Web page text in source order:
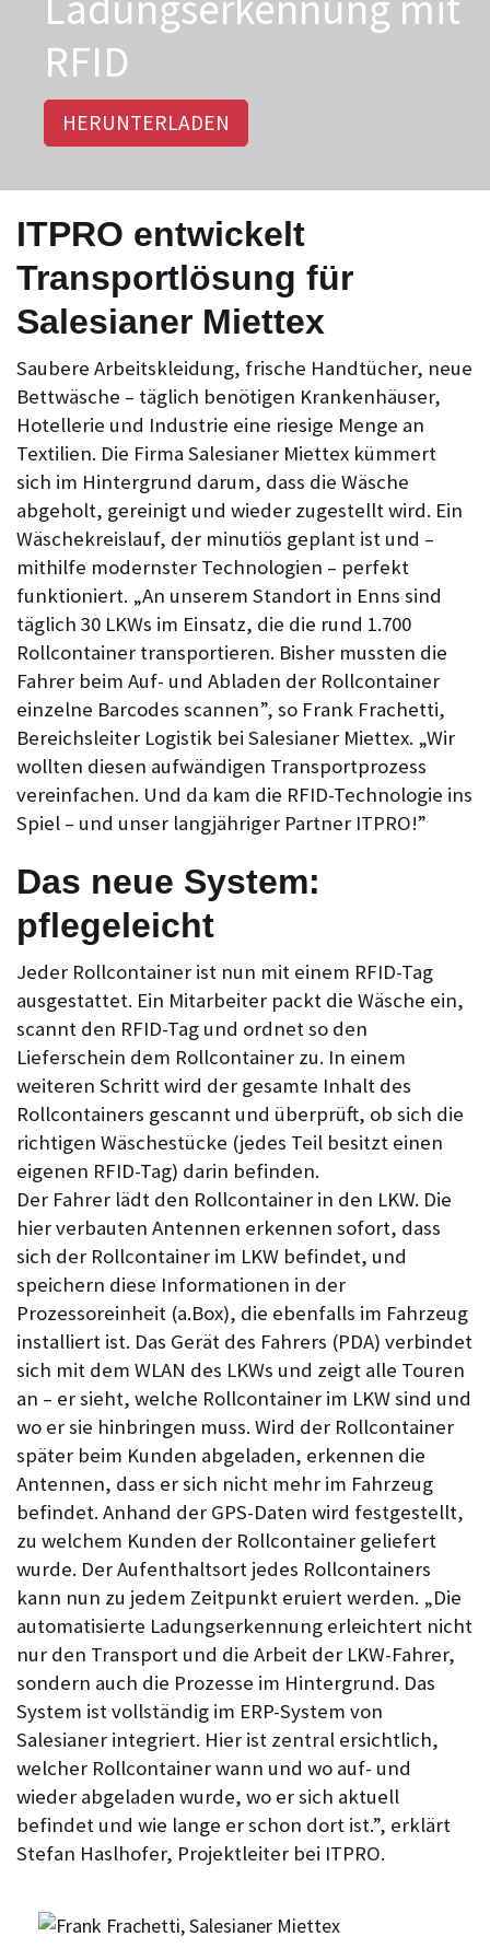
RFID
HERUNTERLADEN
ITPRO entwickelt
Transportlösung für
Salesianer Miettex
Saubere Arbeitskleidung, frische Handtücher, neue
Bettwäsche – täglich benötigen Krankenhäuser,
Hotellerie und Industrie eine riesige Menge an
Textilien. Die Firma Salesianer Miettex kümmert
sich im Hintergrund darum, dass die Wäsche
abgeholt, gereinigt und wieder zugestellt wird. Ein
Wäschekreislauf, der minutiös geplant ist und –
mithilfe modernster Technologien – perfekt
funktioniert. „An unserem Standort in Enns sind
täglich 30 LKWs im Einsatz, die die rund 1.700
Rollcontainer transportieren. Bisher mussten die
Fahrer beim Auf- und Abladen der Rollcontainer
einzelne Barcodes scannen”, so Frank Frachetti,
Bereichsleiter Logistik bei Salesianer Miettex. „Wir
wollten diesen aufwändigen Transportprozess
vereinfachen. Und da kam die RFID-Technologie ins
Spiel – und unser langjähriger Partner ITPRO!”
Das neue System:
pflegeleicht
Jeder Rollcontainer ist nun mit einem RFID-Tag
ausgestattet. Ein Mitarbeiter packt die Wäsche ein,
scannt den RFID-Tag und ordnet so den
Lieferschein dem Rollcontainer zu. In einem
weiteren Schritt wird der gesamte Inhalt des
Rollcontainers gescannt und überprüft, ob sich die
richtigen Wäschestücke (jedes Teil besitzt einen
eigenen RFID-Tag) darin befinden.
Der Fahrer lädt den Rollcontainer in den LKW. Die
hier verbauten Antennen erkennen sofort, dass
sich der Rollcontainer im LKW befindet, und
speichern diese Informationen in der
Prozessoreinheit (a.Box), die ebenfalls im Fahrzeug
installiert ist. Das Gerät des Fahrers (PDA) verbindet
sich mit dem WLAN des LKWs und zeigt alle Touren
an – er sieht, welche Rollcontainer im LKW sind und
wo er sie hinbringen muss. Wird der Rollcontainer
später beim Kunden abgeladen, erkennen die
Antennen, dass er sich nicht mehr im Fahrzeug
befindet. Anhand der GPS-Daten wird festgestellt,
zu welchem Kunden der Rollcontainer geliefert
wurde. Der Aufenthaltsort jedes Rollcontainers
kann nun zu jedem Zeitpunkt eruiert werden. „Die
automatisierte Ladungserkennung erleichtert nicht
nur den Transport und die Arbeit der LKW-Fahrer,
sondern auch die Prozesse im Hintergrund. Das
System ist vollständig im ERP-System von
Salesianer integriert. Hier ist zentral ersichtlich,
welcher Rollcontainer wann und wo auf- und
wieder abgeladen wurde, wo er sich aktuell
befindet und wie lange er schon dort ist.”, erklärt
Stefan Haslhofer, Projektleiter bei ITPRO.